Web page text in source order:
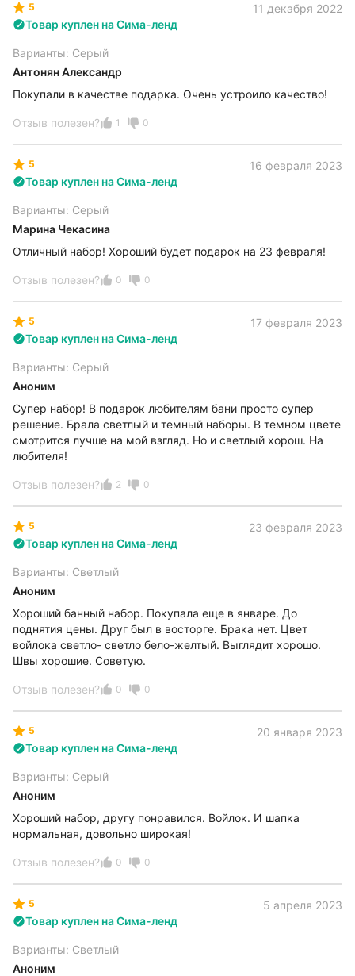
5
11 декабря 2022
Товар куплен на Сима-ленд
Варианты: Серый
Антонян Александр
Покупали в качестве подарка. Очень устроило качество!
Отзыв полезен? 1 0
5
16 февраля 2023
Товар куплен на Сима-ленд
Варианты: Серый
Марина Чекасина
Отличный набор! Хороший будет подарок на 23 февраля!
Отзыв полезен? 0 0
5
17 февраля 2023
Товар куплен на Сима-ленд
Варианты: Серый
Аноним
Супер набор! В подарок любителям бани просто супер
решение. Брала светлый и темный наборы. В темном цвете
смотрится лучше на мой взгляд. Но и светлый хорош. На
любителя!
Отзыв полезен? 2 0
5
23 февраля 2023
Товар куплен на Сима-ленд
Варианты: Светлый
Аноним
Хороший банный набор. Покупала еще в январе. До
поднятия цены. Друг был в восторге. Брака нет. Цвет
войлока светло- светло бело-желтый. Выглядит хорошо.
Швы хорошие. Советую.
Отзыв полезен? 0 0
5
20 января 2023
Товар куплен на Сима-ленд
Варианты: Серый
Аноним
Хороший набор, другу понравился. Войлок. И шапка
нормальная, довольно широкая!
Отзыв полезен? 0 0
5
5 апреля 2023
Товар куплен на Сима-ленд
Варианты: Светлый
Аноним